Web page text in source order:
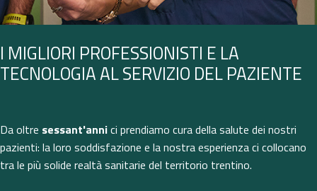
I MIGLIORI PROFESSIONISTI E LA
TECNOLOGIA AL SERVIZIO DEL PAZIENTE
Da oltre sessant'annici prendiamo cura della salute dei nostri
pazienti: la loro soddisfazione e la nostra esperienza ci collocano
tra le più solide realtà sanitarie del territorio trentino.